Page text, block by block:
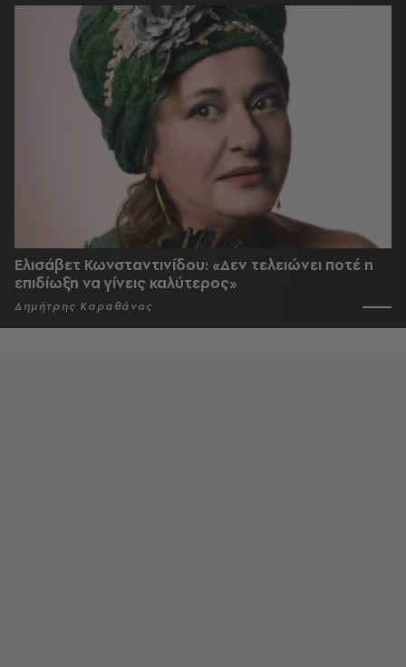
Ελισάβετ Κωνσταντινίδου: «Δεν τελειώνει ποτέ η
επιδίωξη να γίνεις καλύτερος»
Δημήτρης Καραθάνος